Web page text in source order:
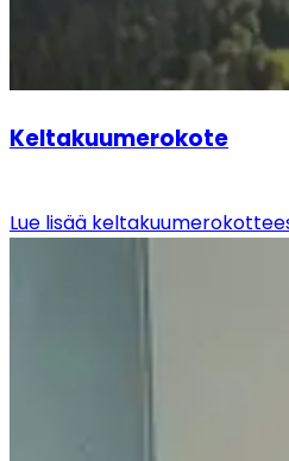
Keltakuumerokote
Lue lisää